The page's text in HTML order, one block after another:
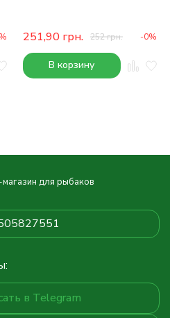
251,90 грн. 252грн. -0%
В корзину
для рыбаков
в Telegram